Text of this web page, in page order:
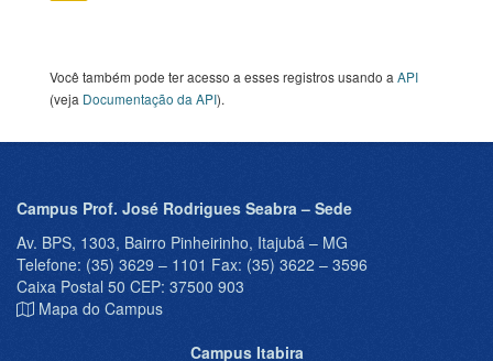
Você também pode ter acesso a esses registros usando a API
(veja Documentação da API).
Campus Prof. José Rodrigues Seabra – Sede
Av. BPS, 1303, Bairro Pinheirinho, Itajubá – MG
Telefone: (35) 3629 – 1101 Fax: (35) 3622 – 3596
Caixa Postal 50 CEP: 37500 903
Mapa do Campus
Campus Itabira